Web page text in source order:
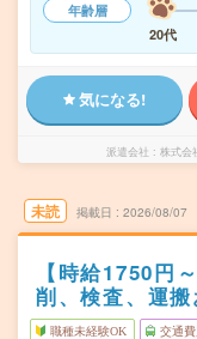
年齢層
20代
気になる!
派遣会社 株式会
未読 掲載日 2026/08/07
【時給1750円
削、検査、運
職種未経験OK 交通